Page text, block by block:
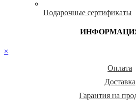
Подарочные сертификаты
×
Оплата
Доставка
Гарантия на